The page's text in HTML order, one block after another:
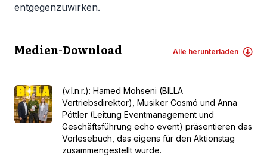
entgegenzuwirken.
Medien-Download Alle herunterladen
(v.l.n.r.): Hamed Mohseni (BILLA
Vertriebsdirektor), Musiker Cosmó und Anna
Pöttler (Leitung Eventmanagement und
Geschäftsführung echo event) präsentieren das
Vorlesebuch, das eigens für den Aktionstag
zusammengestellt wurde.